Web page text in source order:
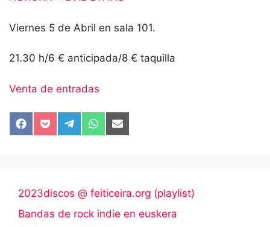
Viernes 5 de Abril en sala 101.
21.30 h/6 € anticipada/8 € taquilla
Venta de entradas
Compartir
en
Compartir
en
Compartir
en
Compartir
en
Compartir
en
2023discos @ feiticeira.org (playlist)
Bandas de rock indie en euskera